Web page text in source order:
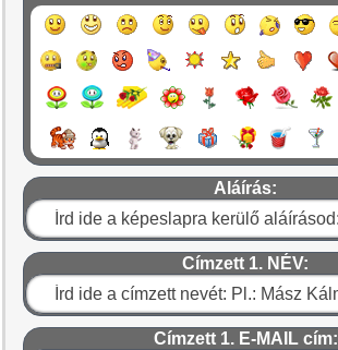
Aláírás:
Címzett 1. NÉV:
Címzett 1. E-MAIL cím: